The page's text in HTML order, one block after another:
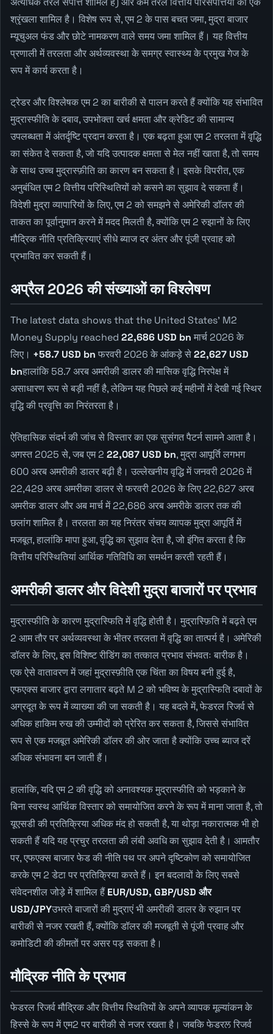
श्रृंखला शामिल है। विशेष रूप से, एम 2 के पास बचत जमा, मुद्रा बाजार
म्यूचुअल फंड और छोटे नामकरण वाले समय जमा शामिल हैं। यह वित्तीय
प्रणाली में तरलता और अर्थव्यवस्था के समग्र स्वास्थ्य के प्रमुख गेज के
रूप में कार्य करता है।
ट्रेडर और विश्लेषक एम 2 का बारीकी से पालन करते हैं क्योंकि यह संभावित
मुद्रास्फीति के दबाव, उपभोक्ता खर्च क्षमता और क्रेडिट की सामान्य
उपलब्धता में अंतर्दृष्टि प्रदान करता है। एक बढ़ता हुआ एम 2 तरलता में वृद्धि
का संकेत दे सकता है, जो यदि उत्पादक क्षमता से मेल नहीं खाता है, तो समय
के साथ उच्च मुद्रास्फ़ीति का कारण बन सकता है। इसके विपरीत, एक
अनुबंधित एम 2 वित्तीय परिस्थितियों को कसने का सुझाव दे सकता हैं।
विदेशी मुद्रा व्यापारियों के लिए, एम 2 को समझने से अमेरिकी डॉलर की
ताकत का पूर्वानुमान करने में मदद मिलती है, क्योंकि एम 2 रुझानों के लिए
मौद्रिक नीति प्रतिक्रियाएं सीधे ब्याज दर अंतर और पूंजी प्रवाह को
प्रभावित कर सकती हैं।
अप्रैल 2026 की संख्याओं का विश्लेषण
The latest data shows that the United States' M2
Money Supply reached 22,686 USD bn मार्च 2026 के
लिए। +58.7 USD bn फरवरी 2026 के आंकड़े से22,627 USD
bnहालांकि 58.7 अरब अमरीकी डालर की मासिक वृद्धि निरपेक्ष में
असाधारण रूप से बड़ी नहीं है, लेकिन यह पिछले कई महीनों में देखी गई स्थिर
वृद्धि की प्रवृत्ति का निरंतरता है।
ऐतिहासिक संदर्भ की जांच से विस्तार का एक सुसंगत पैटर्न सामने आता है।
अगस्त 2025 से, जब एम 2 22,087 USD bn, मुद्रा आपूर्ति लगभग
600 अरब अमरीकी डालर बढ़ी है। उल्लेखनीय वृद्धि में जनवरी 2026 में
22,429 अरब अमरीका डालर से फरवरी 2026 के लिए 22,627 अरब
अमरीक डालर और अब मार्च में 22,686 अरब अमरीके डालर तक की
छलांग शामिल है। तरलता का यह निरंतर संचय व्यापक मुद्रा आपूर्ति में
मजबूत, हालांकि मापा हुआ, वृद्धि का सुझाव देता है, जो इंगित करता है कि
वित्तीय परिस्थितियां आर्थिक गतिविधि का समर्थन करती रहती हैं।
अमरीकी डालर और विदेशी मुद्रा बाजारों पर प्रभाव
मुद्रास्फीति के कारण मुद्रास्फिति में वृद्धि होती है। मुद्रास्फ़िति में बढ़ते एम
2 आम तौर पर अर्थव्यवस्था के भीतर तरलता में वृद्धि का तात्पर्य है। अमेरिकी
डॉलर के लिए, इस विशिष्ट रीडिंग का तत्काल प्रभाव संभवतः बारीक है।
एक ऐसे वातावरण में जहां मुद्रास्फ़ीति एक चिंता का विषय बनी हुई है,
एफएक्स बाजार द्वारा लगातार बढ़ते M 2 को भविष्य के मुद्रास्फिति दबावों के
अग्रदूत के रूप में व्याख्या की जा सकती है। यह बदले में, फेडरल रिजर्व से
अधिक हाकिम रुख की उम्मीदों को प्रेरित कर सकता है, जिससे संभावित
रूप से एक मजबूत अमेरिकी डॉलर की ओर जाता है क्योंकि उच्च ब्याज दरें
अधिक संभावना बन जाती हैं।
हालांकि, यदि एम 2 की वृद्धि को अनावश्यक मुद्रास्फीति को भड़काने के
बिना स्वस्थ आर्थिक विस्तार को समायोजित करने के रूप में माना जाता है, तो
यूएसडी की प्रतिक्रिया अधिक मंद हो सकती है, या थोड़ा नकारात्मक भी हो
सकती हैं यदि यह प्रचुर तरलता की लंबी अवधि का सुझाव देती है। आमतौर
पर, एफएक्स बाजार फेड की नीति पथ पर अपने दृष्टिकोण को समायोजित
करके एम 2 डेटा पर प्रतिक्रिया करते हैं। इन बदलावों के लिए सबसे
संवेदनशील जोड़े में शामिल हैंEUR/USD, GBP/USD और
USD/JPYउभरते बाजारों की मुद्राएं भी अमरीकी डालर के रुझान पर
बारीकी से नजर रखती हैं, क्योंकि डॉलर की मजबूती से पूंजी प्रवाह और
कमोडिटी की कीमतों पर असर पड़ सकता है।
मौद्रिक नीति के प्रभाव
फेडरल रिजर्व मौद्रिक और वित्तीय स्थितियों के अपने व्यापक मूल्यांकन के
हिस्से के रूप में एम2 पर बारीकी से नजर रखता है। जबकि फेडरਲ रिजर्व